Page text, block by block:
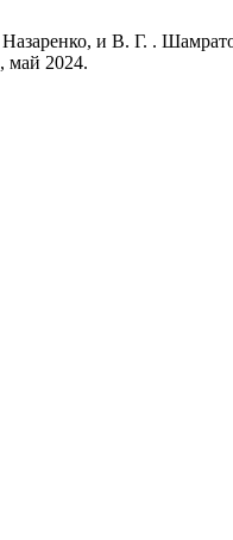
и В. Г. .
май 2024.